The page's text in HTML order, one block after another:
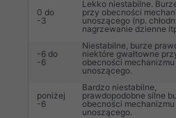
0 do
-3
Lekko niestabilne.
przy obecności
unoszącego (np.
nagrzewanie dzienne
-6 do
-6
Niestabilne, burze
niektóre gwałtowne
obecności mechanizmu
unoszącego.
poniżej
-6
Bardzo niestabilne,
prawdopodobne silne
obecności mechanizmu
unoszącego.